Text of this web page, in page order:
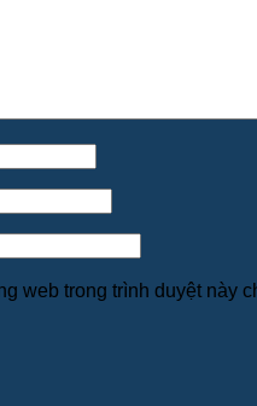
web trong trình duyệt này